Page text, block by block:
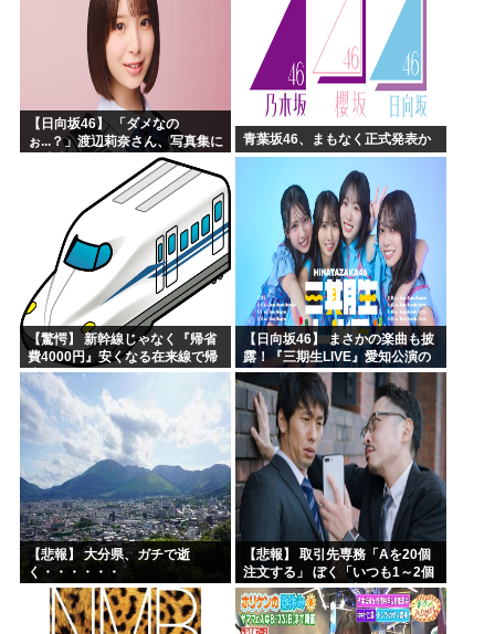
【日向坂46】 「ダメなの
ぉ...？」渡辺莉奈さん、写真集に
青葉坂46、まもなく正式発表か
【驚愕】 新幹線じゃなく『帰省
費4000円』安くなる在来線で帰
省した結果ｗｗｗｗｗ
【日向坂46】 まさかの楽曲も披
露！『三期生LIVE』愛知公演の
レポがこちら
【悲報】 大分県、ガチで逝
く・・・・・・
【悲報】 取引先専務「Aを20個
注文する」 ぼく「いつも1～2個
しか使わないけど本当に20であ
ってる？」 取専「あってる」→
結果『こう』なったんだが...